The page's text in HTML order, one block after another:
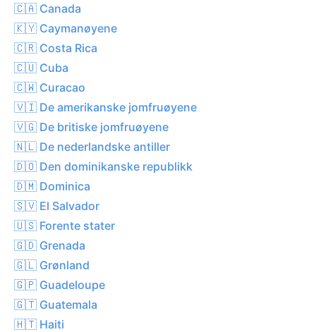
🇨🇦 Canada
🇰🇾 Caymanøyene
🇨🇷 Costa Rica
🇨🇺 Cuba
🇨🇼 Curacao
🇻🇮 De amerikanske jomfruøyene
🇻🇬 De britiske jomfruøyene
🇳🇱 De nederlandske antiller
🇩🇴 Den dominikanske republikk
🇩🇲 Dominica
🇸🇻 El Salvador
🇺🇸 Forente stater
🇬🇩 Grenada
🇬🇱 Grønland
🇬🇵 Guadeloupe
🇬🇹 Guatemala
🇭🇹 Haiti